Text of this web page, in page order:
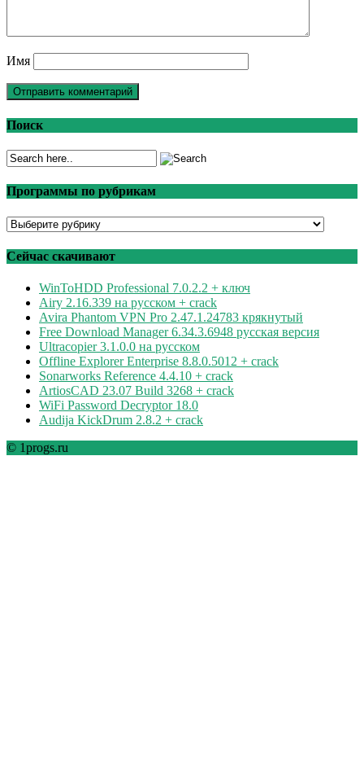
Имя
Поиск
Программы по рубрикам
Программы
рубрикам
Сейчас скачивают
WinToHDD Professional 7.0.2.2 + ключ
Airy 2.16.339 на русском + crack
Avira Phantom VPN Pro 2.47.1.24783 крякнутый
Free Download Manager 6.34.3.6948 русская версия
Ultracopier 3.1.0.0 на русском
Offline Explorer Enterprise 8.8.0.5012 + crack
Sonarworks Reference 4.4.10 + crack
ArtiosCAD 23.07 Build 3268 + crack
WiFi Password Decryptor 18.0
Audija KickDrum 2.8.2 + crack
© 1progs.ru